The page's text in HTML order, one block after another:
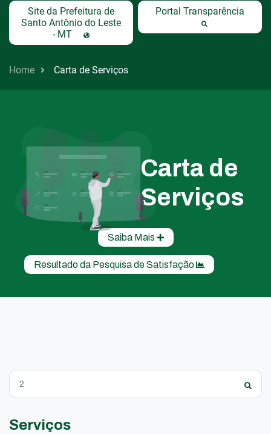
Site da Prefeitura de
Santo Antônio do Leste
- MT
Portal Transparência
Home Carta de Serviços
Carta de
Serviços
Saiba Mais
Resultado da Pesquisa de Satisfação
Serviços